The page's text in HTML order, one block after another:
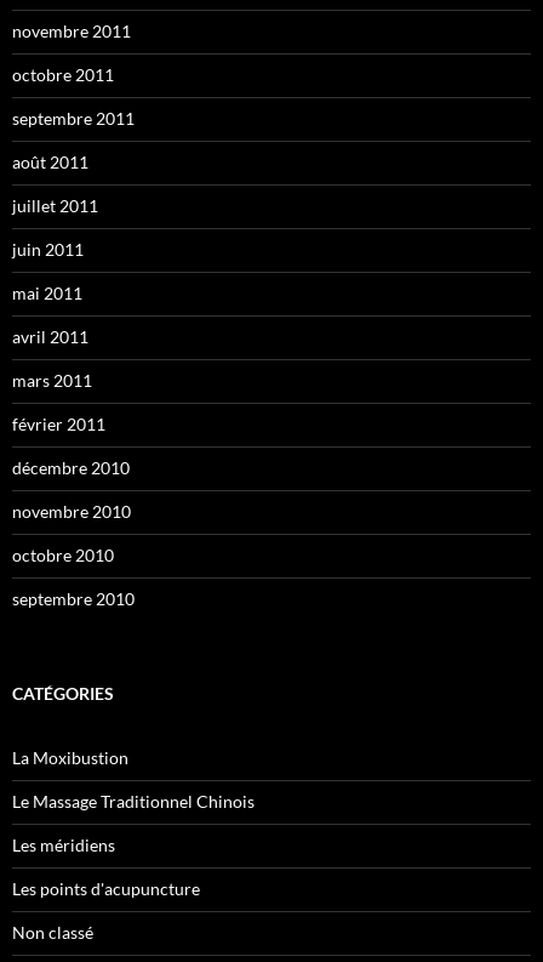
novembre 2011
octobre 2011
septembre 2011
août 2011
juillet 2011
juin 2011
mai 2011
avril 2011
mars 2011
février 2011
décembre 2010
novembre 2010
octobre 2010
septembre 2010
CATÉGORIES
La Moxibustion
Le Massage Traditionnel Chinois
Les méridiens
Les points d'acupuncture
Non classé